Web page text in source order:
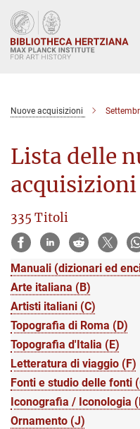
Main-
Content
Nuove acquisizioni
Lista delle
335 Titoli
Manuali (dizionari ed
Arte italiana (B)
Artisti italiani (C)
Topografia di Roma (D)
Topografia d'Italia (E)
Letteratura di viaggio (F)
Fonti e studio delle fonti
Iconografia / Iconologia
Ornamento (J)